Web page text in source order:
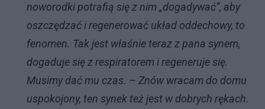
noworodki potrafią się z nim „dogadywać”, aby
oszczędzać i regenerować układ oddechowy, to
fenomen. Tak jest właśnie teraz z pana synem,
dogaduje się z respiratorem i regeneruje się.
Musimy dać mu czas. – Znów wracam do domu
uspokojony, ten synek też jest w dobrych rękach.